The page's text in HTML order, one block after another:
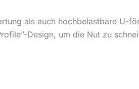
als auch hochbelastbare U-
Design, um die Nut zu